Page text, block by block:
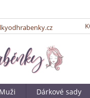
Muži Dárkové sady